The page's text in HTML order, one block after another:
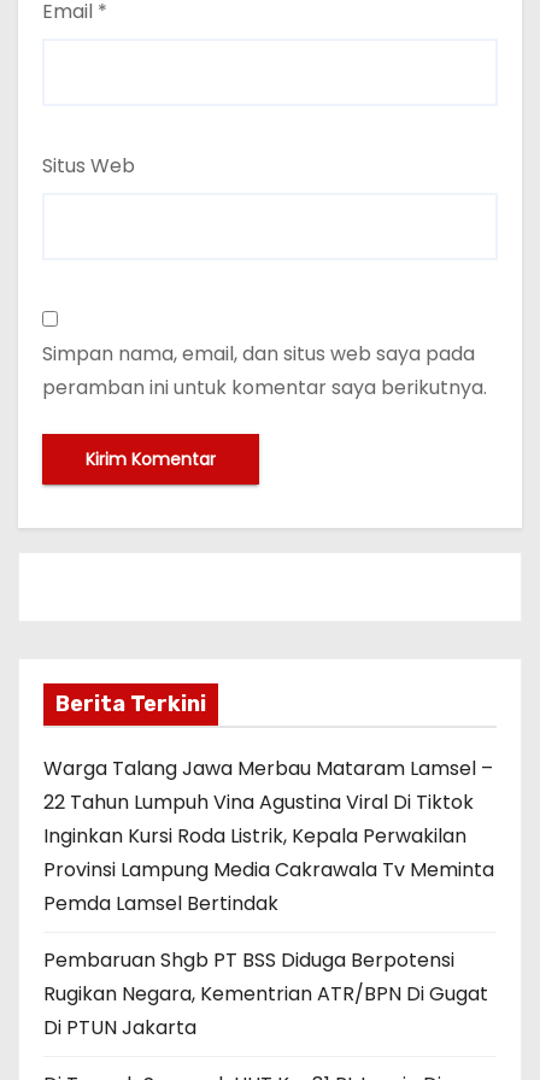
Email *
Situs Web
Simpan nama, email, dan situs web saya pada
peramban ini untuk komentar saya berikutnya.
Berita Terkini
Warga Talang Jawa Merbau Mataram Lamsel –
22 Tahun Lumpuh Vina Agustina Viral Di Tiktok
Inginkan Kursi Roda Listrik, Kepala Perwakilan
Provinsi Lampung Media Cakrawala Tv Meminta
Pemda Lamsel Bertindak
Pembaruan Shgb PT BSS Diduga Berpotensi
Rugikan Negara, Kementrian ATR/BPN Di Gugat
Di PTUN Jakarta